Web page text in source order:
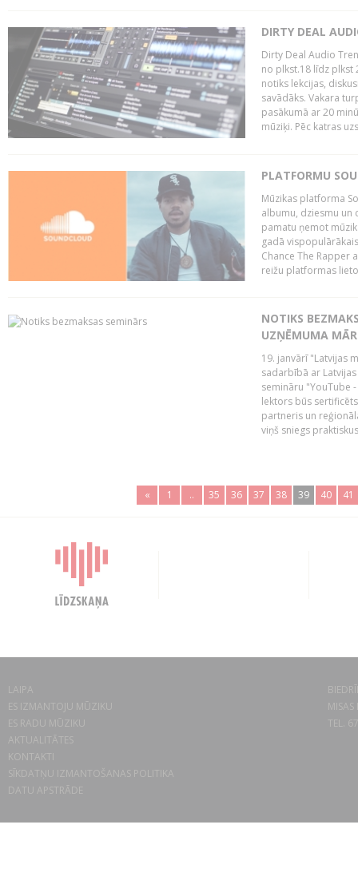
DIRTY DEAL
Dirty Deal Audio
no plkst.18 līdz plkst
notiks lekcijas,
savādāks. Vakara
pasākumā ar 20
mūziķi. Pēc katras
PLATFORMU
Mūzikas platforma
albumu, dziesmu un
pamatu ņemot
gadā
Chance The Rapper
reižu platformas
NOTIKS
UZŅĒMUMA
19. janvārī "Latvijas
sadarbībā ar
semināru "YouTube
lektors būs
partneris un
viņš sniegs
« 1 .. 35 36 37 38 39 40 41
LAIPA
ES IZMANTOJU MŪZIKU
ES RADU MŪZIKU
AKTUALITĀTES
KONTAKTI
SĪKDATŅU IZMANTOŠANAS POLITIKA
DATU APSTRĀDE
TEL.